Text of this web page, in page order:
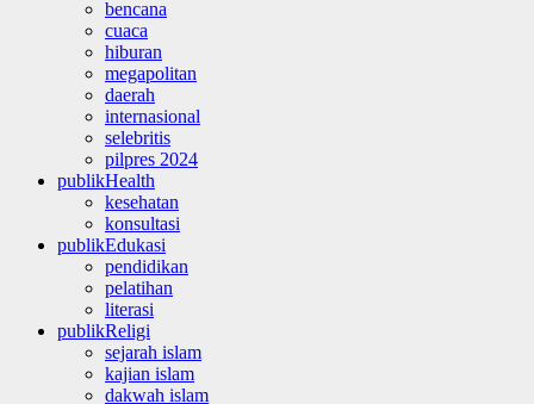
bencana
cuaca
hiburan
megapolitan
daerah
internasional
selebritis
pilpres 2024
publikHealth
kesehatan
konsultasi
publikEdukasi
pendidikan
pelatihan
literasi
publikReligi
sejarah islam
kajian islam
dakwah islam